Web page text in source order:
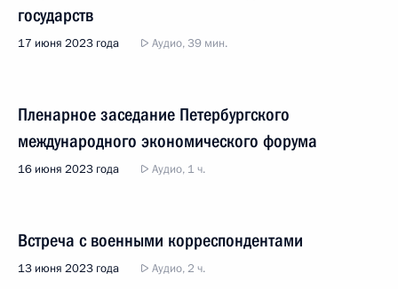
государств
17 июня 2023 года Аудио, 39 мин.
Пленарное заседание Петербургского
международного экономического форума
16 июня 2023 года Аудио, 1 ч.
Встреча с военными корреспондентами
13 июня 2023 года Аудио, 2 ч.